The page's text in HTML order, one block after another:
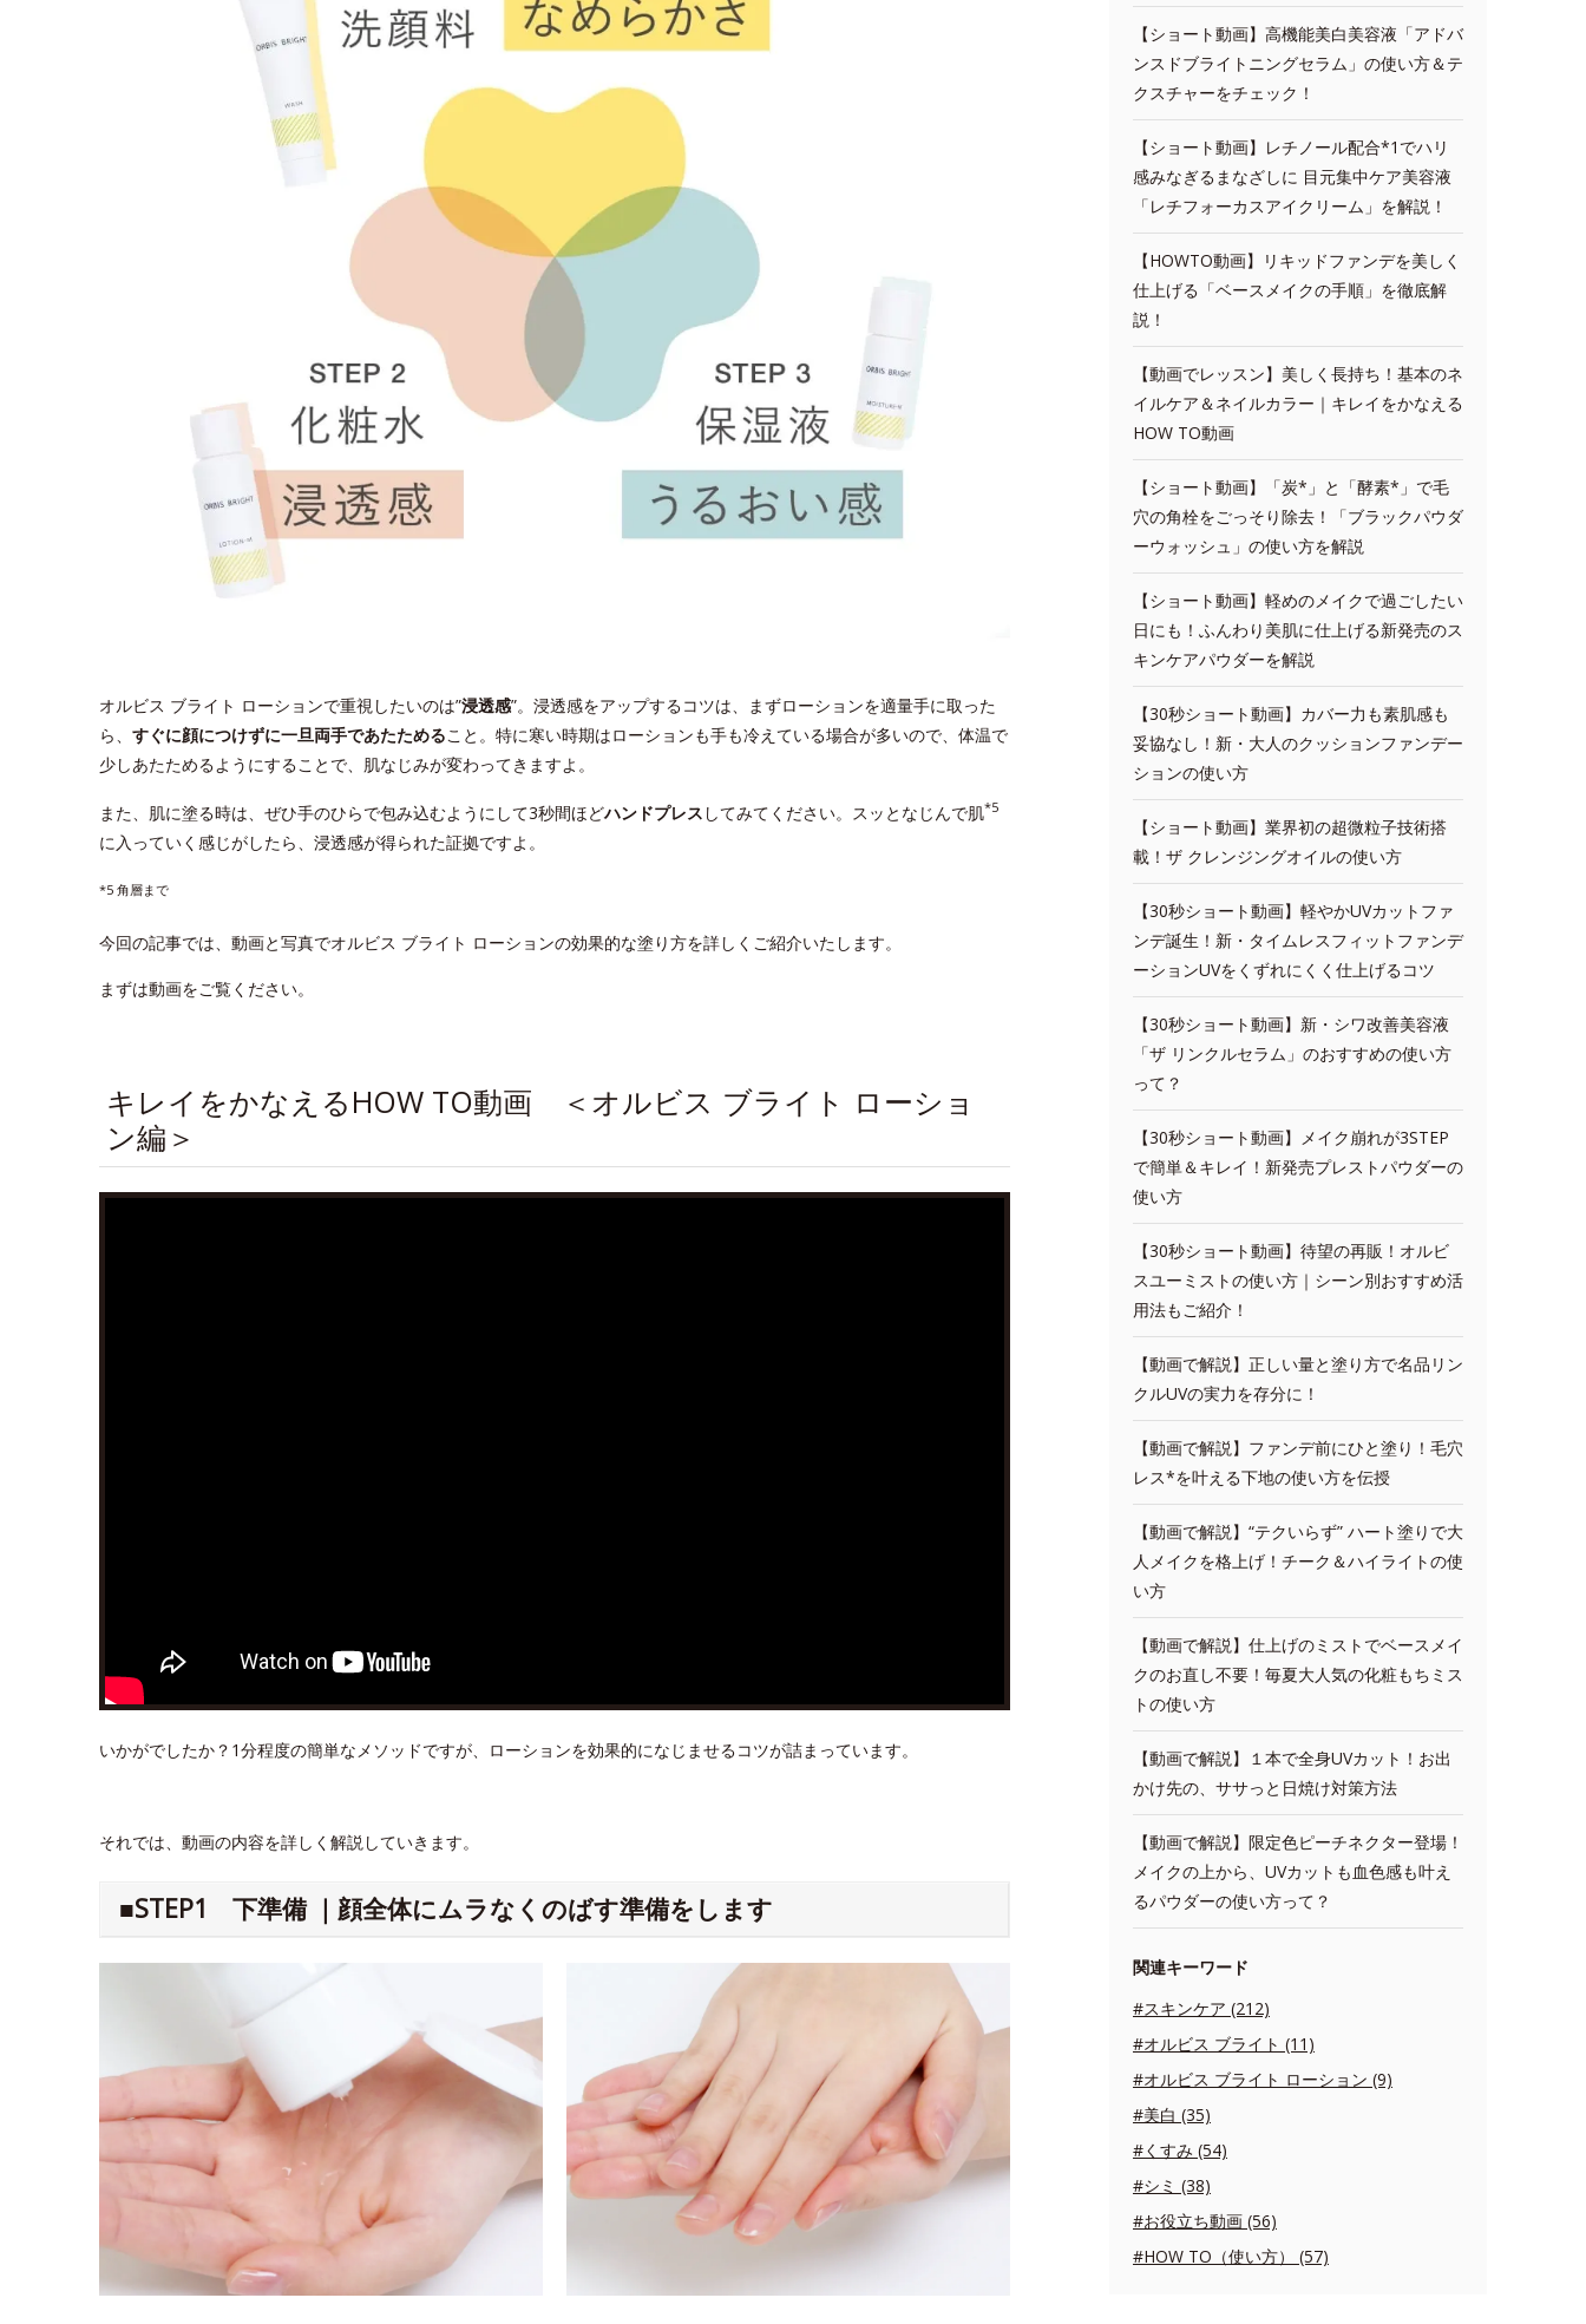
オルビス ブライト ローションで重視したいのは”浸透感”。浸透感をアップするコツは、まずローションを適量手に取った
ら、 すぐに顔につけずに一旦両手であたためること。特に寒い時期はローションも手も冷えている場合が多いので、体温で
少しあたためるようにすることで、肌なじみが変わってきますよ。
また、肌に塗る時は、ぜひ手のひらで包み込むようにして3秒間ほどハンドプレス してみてください。スッとなじんで肌*5
に入っていく感じがしたら、浸透感が得られた証拠ですよ。
*5 角層まで
今回の記事では、動画と写真でオルビス ブライト ローションの効果的な塗り方を詳しくご紹介いたします。
まずは動画をご覧ください。
キレイをかなえるHOW TO動画 ＜オルビス ブライト ローショ
ン編＞
いかがでしたか？1分程度の簡単なメソッドですが、ローションを効果的になじませるコツが詰まっています。
それでは、動画の内容を詳しく解説していきます。
■STEP1 下準備 ｜顔全体にムラなくのばす準備をします
【ショート動画】高機能美白美容液「アドバ
ンスドブライトニングセラム」の使い方＆テ
クスチャーをチェック！
【ショート動画】レチノール配合*1でハリ
感みなぎるまなざしに 目元集中ケア美容液
「レチフォーカスアイクリーム」を解説！
【HOWTO動画】リキッドファンデを美しく
仕上げる「ベースメイクの手順」を徹底解
説！
【動画でレッスン】美しく長持ち！基本のネ
イルケア＆ネイルカラー｜キレイをかなえる
HOW TO動画
【ショート動画】「炭*」と「酵素*」で毛
穴の角栓をごっそり除去！「ブラックパウダ
ーウォッシュ」の使い方を解説
【ショート動画】軽めのメイクで過ごしたい
日にも！ふんわり美肌に仕上げる新発売のス
キンケアパウダーを解説
【30秒ショート動画】カバー力も素肌感も
妥協なし！新・大人のクッションファンデー
ションの使い方
【ショート動画】業界初の超微粒子技術搭
載！ザ クレンジングオイルの使い方
【30秒ショート動画】軽やかUVカットファ
ンデ誕生！新・タイムレスフィットファンデ
ーションUVをくずれにくく仕上げるコツ
【30秒ショート動画】新・シワ改善美容液
「ザ リンクルセラム」のおすすめの使い方
って？
【30秒ショート動画】メイク崩れが3STEP
で簡単＆キレイ！新発売プレストパウダーの
使い方
【30秒ショート動画】待望の再販！オルビ
スユーミストの使い方｜シーン別おすすめ活
用法もご紹介！
【動画で解説】正しい量と塗り方で名品リン
クルUVの実力を存分に！
【動画で解説】ファンデ前にひと塗り！毛穴
レス*を叶える下地の使い方を伝授
【動画で解説】“テクいらず” ハート塗りで大
人メイクを格上げ！チーク＆ハイライトの使
い方
【動画で解説】仕上げのミストでベースメイ
クのお直し不要！毎夏大人気の化粧もちミス
トの使い方
【動画で解説】１本で全身UVカット！お出
かけ先の、ササっと日焼け対策方法
【動画で解説】限定色ピーチネクター登場！
メイクの上から、UVカットも血色感も叶え
るパウダーの使い方って？
関連キーワード
#スキンケア (212)
#オルビス ブライト (11)
#オルビス ブライト ローション (9)
#美白 (35)
#くすみ (54)
#シミ (38)
#お役立ち動画 (56)
#HOW TO（使い方） (57)